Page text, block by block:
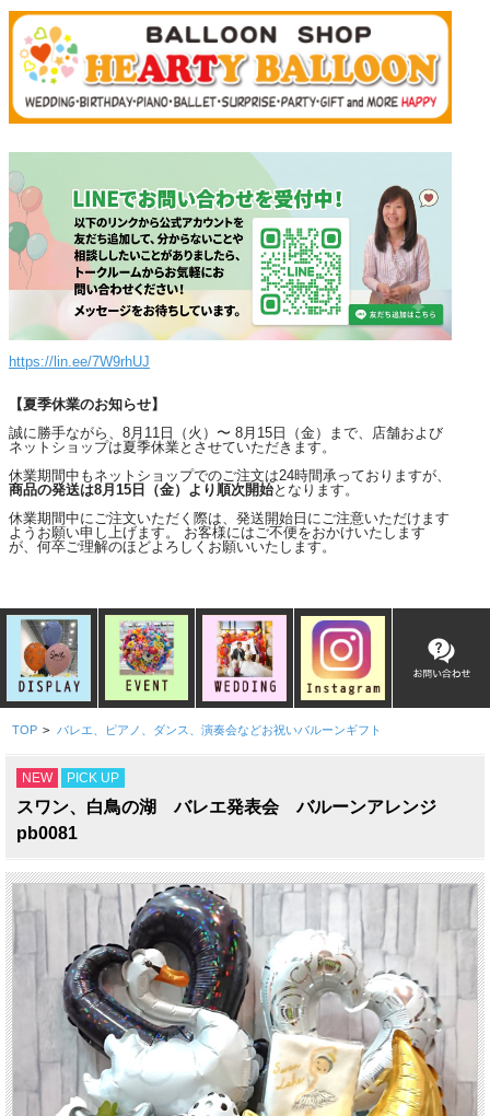
https://lin.ee/7W9rhUJ
【夏季休業のお知らせ】
誠に勝手ながら、8月11日（火）〜 8月15日（金）まで、店舗および
ネットショップは夏季休業とさせていただきます。
休業期間中もネットショップでのご注文は24時間承っておりますが、
商品の発送は8月15日（金）より順次開始となります。
休業期間中にご注文いただく際は、発送開始日にご注意いただけます
ようお願い申し上げます。 お客様にはご不便をおかけいたします
が、何卒ご理解のほどよろしくお願いいたします。
TOP > バレエ、ピアノ、ダンス、演奏会などお祝いバルーンギフト
NEW PICK UP
スワン、白鳥の湖 バレエ発表会 バルーンアレンジ
pb0081